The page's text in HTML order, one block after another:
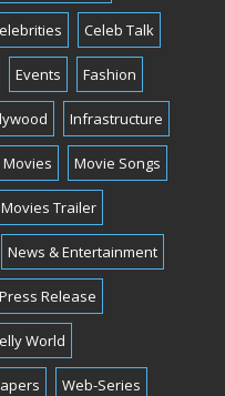
Celeb Talk
Events Fashion
Infrastructure
Movies Movie Songs
Movies Trailer
News & Entertainment
Press Release
World
Web-Series